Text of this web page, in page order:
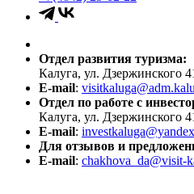
Отдел развития туризма:
Калуга, ул. Дзержинского
E-mail:
Отдел по работе с
Калуга, ул. Дзержинского
E-mail:
Для отзывов и
E-mail: chakhova_da@visit-